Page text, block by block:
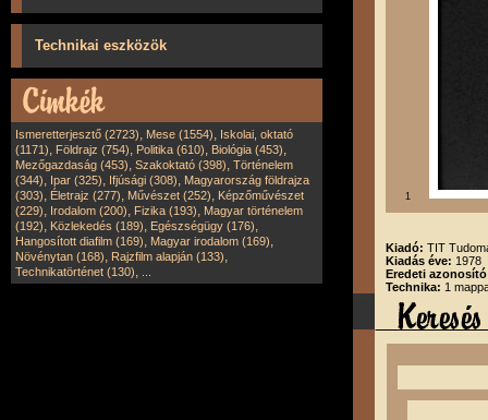
Technikai eszközök
Ismeretterjesztő (2723), Mese (1554), Iskolai, oktató
(1171), Földrajz (754), Politika (610), Biológia (453),
Mezőgazdaság (453), Szakoktató (398), Történelem
(344), Ipar (325), Ifjúsági (308), Magyarország földrajza
(303), Életrajz (277), Művészet (252), Képzőművészet
(229), Irodalom (200), Fizika (193), Magyar történelem
(192), Közlekedés (189), Egészségügy (176),
Hangosított diafilm (169), Magyar irodalom (169),
Növénytan (168), Rajzfilm alapján (133),
Technikatörténet (130),
1
Kiadó: TIT
Kiadás éve: 1978
Eredeti
Technika: 1